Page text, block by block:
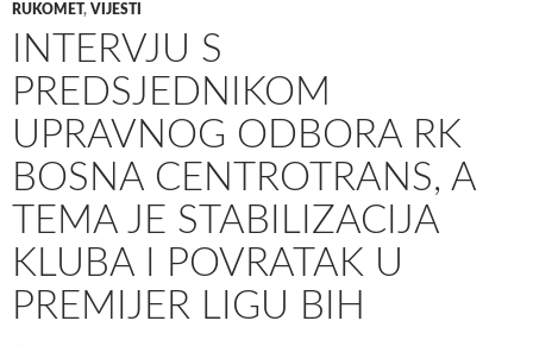
RUKOMET, VIJESTI
INTERVJU S
PREDSJEDNIKOM
UPRAVNOG ODBORA RK
BOSNA CENTROTRANS, A
TEMA JE STABILIZACIJA
KLUBA I POVRATAK U
PREMIJER LIGU BIH